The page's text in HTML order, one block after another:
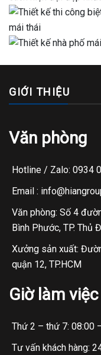
GIỚI THIỆU
Văn phòng
Hotline / Zalo: 0934
Email :
Văn phòng: Số 4
Bình Phước, TP. Thủ
Xưởng sản xuất:
quận 12, TP.HCM
Giờ làm việc
Thứ 2 – thứ 7: 08:00
Tư vấn khách hàng: